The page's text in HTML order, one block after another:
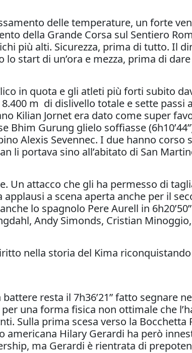
delle temperature, un forte
della Grande Corsa sul Sentiero
più alti. Sicurezza, prima di tutto. Il
start di un’ora e mezza, prima di dare
in quota e gli atleti più forti subito
m di dislivello totale e sette
Kilian Jornet era dato come super
Bhim Gurung glielo soffiasse
Alexis Sevennec. I due hanno corso
li portava sino all’abitato di San
Un attacco che gli ha permesso di
applausi a scena aperta anche per il
lo spagnolo Pere Aurell in
Andy Simonds, Cristian
nella storia del Kima
resta il 7h36’21” fatto segnare
una forma fisica non ottimale che
Sulla prima scesa verso la Bocchetta
americana Hilary Gerardi ha però
ma Gerardi è rientrata di